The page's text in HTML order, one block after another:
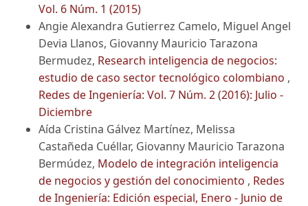
Vol. 6 Núm. 1 (2015)
Angie Alexandra Gutierrez Camelo, Miguel Angel
Devia Llanos, Giovanny Mauricio Tarazona
Bermudez, Research inteligencia de negocios:
estudio de caso sector tecnológico colombiano ,
Redes de Ingeniería: Vol. 7 Núm. 2 (2016): Julio -
Diciembre
Aída Cristina Gálvez Martínez, Melissa
Castañeda Cuéllar, Giovanny Mauricio Tarazona
Bermúdez, Modelo de integración inteligencia
de negocios y gestión del conocimiento , Redes
de Ingeniería: Edición especial, Enero - Junio de